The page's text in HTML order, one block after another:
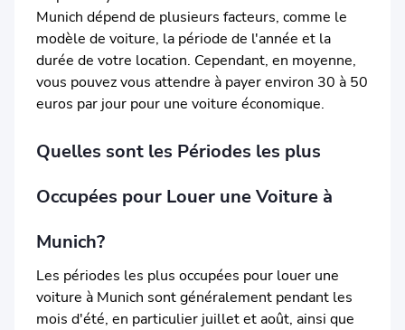
Munich dépend de plusieurs facteurs, comme le
modèle de voiture, la période de l'année et la
durée de votre location. Cependant, en moyenne,
vous pouvez vous attendre à payer environ 30 à 50
euros par jour pour une voiture économique.
Quelles sont les Périodes les plus
Occupées pour Louer une Voiture à
Munich?
Les périodes les plus occupées pour louer une
voiture à Munich sont généralement pendant les
mois d'été, en particulier juillet et août, ainsi que